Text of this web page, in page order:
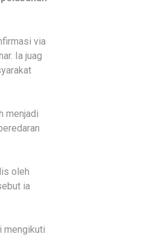
via
Ia juag
menjadi
oleh
ia
mengikuti